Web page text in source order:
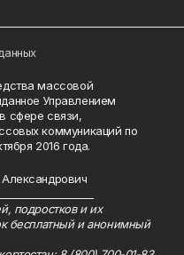
массовой
Управлением
сфере связи,
коммуникаций по
2016 года.
подростков и их
бесплатный и анонимный